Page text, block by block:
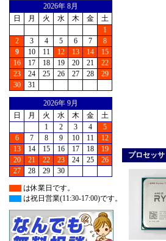
2026年 8月
日
月 火 水 木 金
土
1
2
3 4 5 6 7
8
9
10 11 12 13 14
15
16
17 18 19 20 21
22
23
24 25 26 27 28
29
30
31
2026年 9月
日
月 火 水 木 金
土
1
2 3 4
5
6
7 8 9 10 11
12
13
14 15 16 17 18
19
20
21 22 23 24 25
26
27
28 29
30
は休業日です。
は祝日営業(11:30-17:00)です。
プロセッサ